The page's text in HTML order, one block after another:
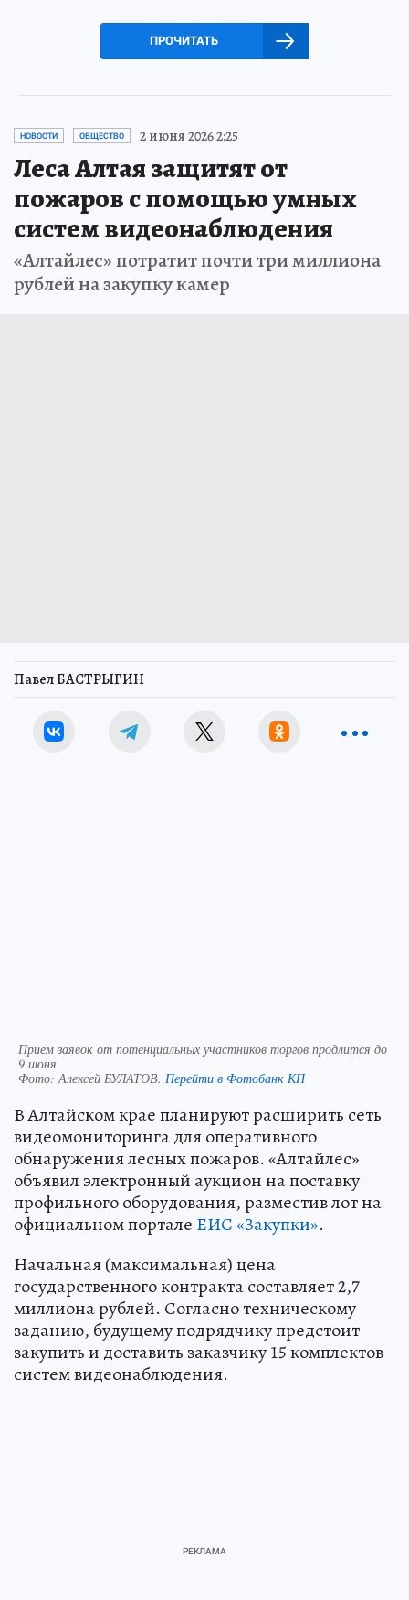
ПРОЧИТАТЬ
НОВОСТИ ОБЩЕСТВО 2 июня 2026 2:25
Леса Алтая защитят от
пожаров с помощью умных
систем видеонаблюдения
«Алтайлес» потратит почти три миллиона
рублей на закупку камер
Павел БАСТРЫГИН
Прием заявок от потенциальных участников торгов продлится до
9 июня
Фото: Алексей БУЛАТОВ. Перейти в Фотобанк КП
В Алтайском крае планируют расширить сеть
видеомониторинга для оперативного
обнаружения лесных пожаров. «Алтайлес»
объявил электронный аукцион на поставку
профильного оборудования, разместив лот на
официальном портале ЕИС «Закупки».
Начальная (максимальная) цена
государственного контракта составляет 2,7
миллиона рублей. Согласно техническому
заданию, будущему подрядчику предстоит
закупить и доставить заказчику 15 комплектов
систем видеонаблюдения.